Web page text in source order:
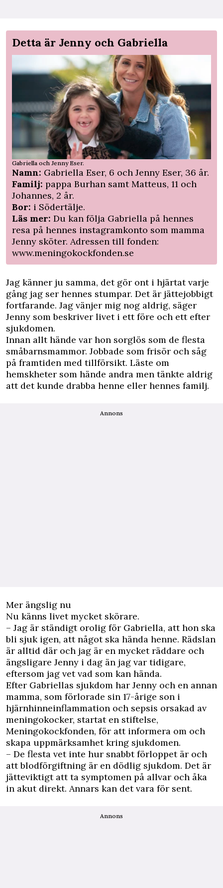
Detta är Jenny och Gabriella
Gabriella och Jenny Eser.
Namn: Gabriella Eser, 6 och Jenny Eser, 36 år.
Familj: pappa Burhan samt Matteus, 11 och
Johannes, 2 år.
Bor: i Södertälje.
Läs mer: Du kan följa Gabriella på hennes
resa på hennes instagramkonto som mamma
Jenny sköter. Adressen till fonden:
www.meningokockfonden.se
Jag känner ju samma, det gör ont i hjärtat varje
gång jag ser hennes stumpar. Det är jättejobbigt
fortfarande. Jag vänjer mig nog aldrig, säger
Jenny som beskriver livet i ett före och ett efter
sjukdomen.
Innan allt hände var hon sorglös som de flesta
småbarnsmammor. Jobbade som frisör och såg
på framtiden med tillförsikt. Läste om
hemskheter som hände andra men tänkte aldrig
att det kunde drabba henne eller hennes familj.
Annons
Mer ängslig nu
Nu känns livet mycket skörare.
– Jag är ständigt orolig för Gabriella, att hon ska
bli sjuk igen, att något ska hända henne. Rädslan
är alltid där och jag är en mycket räddare och
ängsligare Jenny i dag än jag var tidigare,
eftersom jag vet vad som kan hända.
Efter Gabriellas sjukdom har Jenny och en annan
mamma, som förlorade sin 17-årige son i
hjärnhinneinflammation och sepsis orsakad av
meningokocker, startat en stiftelse,
Meningokockfonden, för att informera om och
skapa uppmärksamhet kring sjukdomen.
– De flesta vet inte hur snabbt förloppet är och
att blodförgiftning är en dödlig sjukdom. Det är
jätteviktigt att ta symptomen på allvar och åka
in akut direkt. Annars kan det vara för sent.
Annons